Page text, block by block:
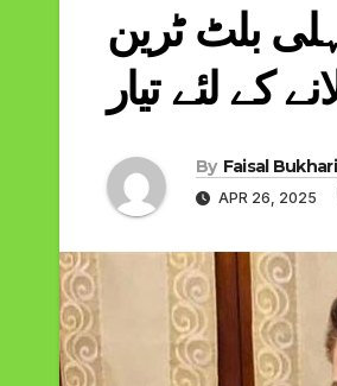
بلٹ ٹرین
کے لئے تیار
By Faisal Bukhari
APR 26, 2025